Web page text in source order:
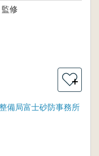
修
＋
備局富士砂防事務所